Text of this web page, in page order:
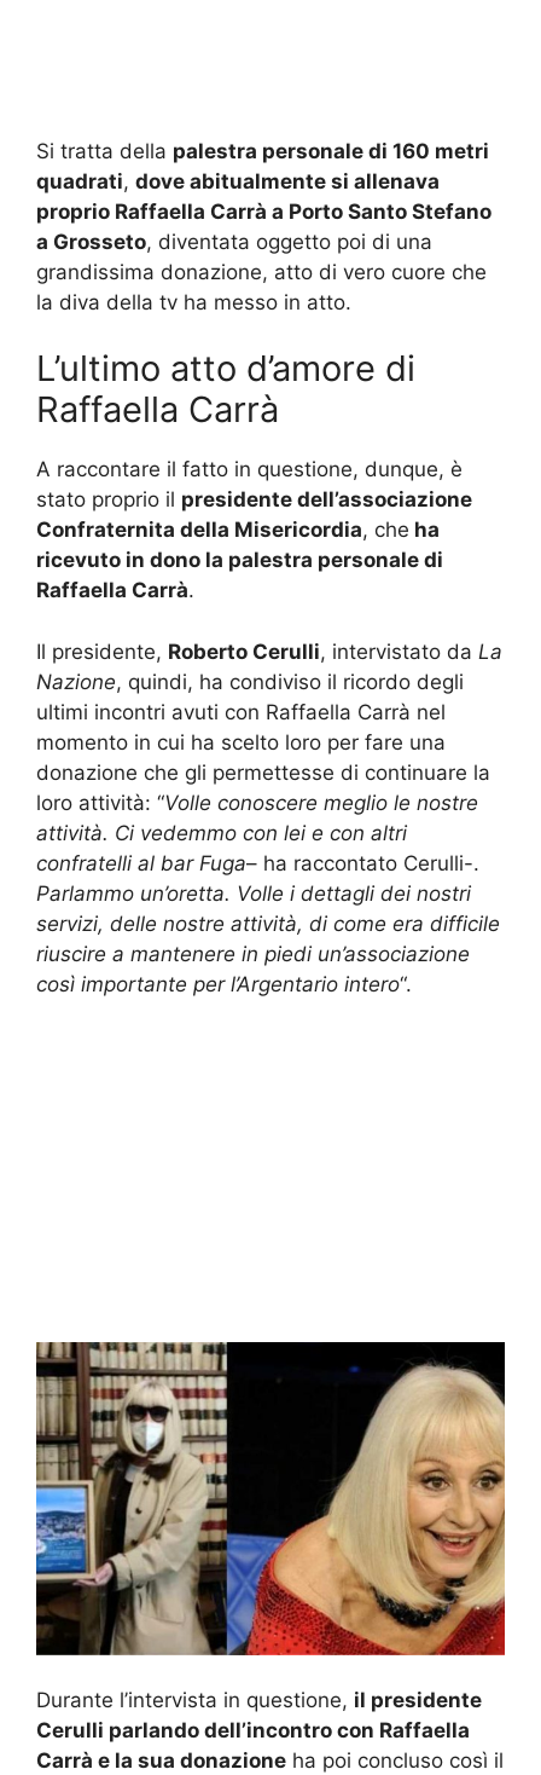
Si tratta della palestra personale di 160 metri
quadrati, dove abitualmente si allenava
proprio Raffaella Carrà a Porto Santo Stefano
a Grosseto, diventata oggetto poi di una
grandissima donazione, atto di vero cuore che
la diva della tv ha messo in atto.
L’ultimo atto d’amore di
Raffaella Carrà
A raccontare il fatto in questione, dunque, è
stato proprio il presidente dell’associazione
Confraternita della Misericordia, che ha
ricevuto in dono la palestra personale di
Raffaella Carrà.
Il presidente, Roberto Cerulli, intervistato da La
Nazione, quindi, ha condiviso il ricordo degli
ultimi incontri avuti con Raffaella Carrà nel
momento in cui ha scelto loro per fare una
donazione che gli permettesse di continuare la
loro attività: “Volle conoscere meglio le nostre
attività. Ci vedemmo con lei e con altri
confratelli al bar Fuga– ha raccontato Cerulli-.
Parlammo un’oretta. Volle i dettagli dei nostri
servizi, delle nostre attività, di come era difficile
riuscire a mantenere in piedi un’associazione
così importante per l’Argentario intero“.
Durante l’intervista in questione, il presidente
Cerulli parlando dell’incontro con Raffaella
Carrà e la sua donazione ha poi concluso così il